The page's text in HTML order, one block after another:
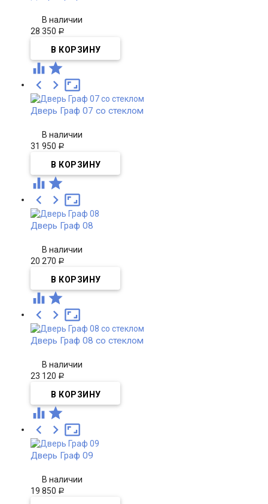
В наличии
28 350 Р
 

 
Дверь Граф 07 со стеклом
В наличии
31 950 Р
 

 
Дверь Граф 08
В наличии
20 270 Р
 

 
Дверь Граф 08 со стеклом
В наличии
23 120 Р
 

 
Дверь Граф 09
В наличии
19 850 Р